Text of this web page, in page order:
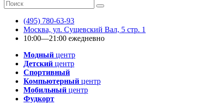
(495) 780-63-93
Москва, ул. Сущевский Вал, 5 стр. 1
10:00—21:00 ежедневно
Модный центр
Детский центр
Спортивный
Компьютерный центр
Мобильный центр
Фудкорт